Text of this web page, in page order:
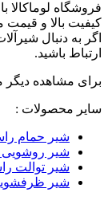
فروشگاه لوماکالا
کیفیت بالا و
اگر به دنبال
ارتباط باشید.
برای مشاهده
سایر محصولات :
شیر حمام
شیر روشویی
شیر توالت
شیر